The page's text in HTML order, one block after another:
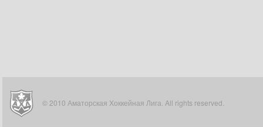
© 2010 Аматорская Хоккейная Лига. All rights reserved.